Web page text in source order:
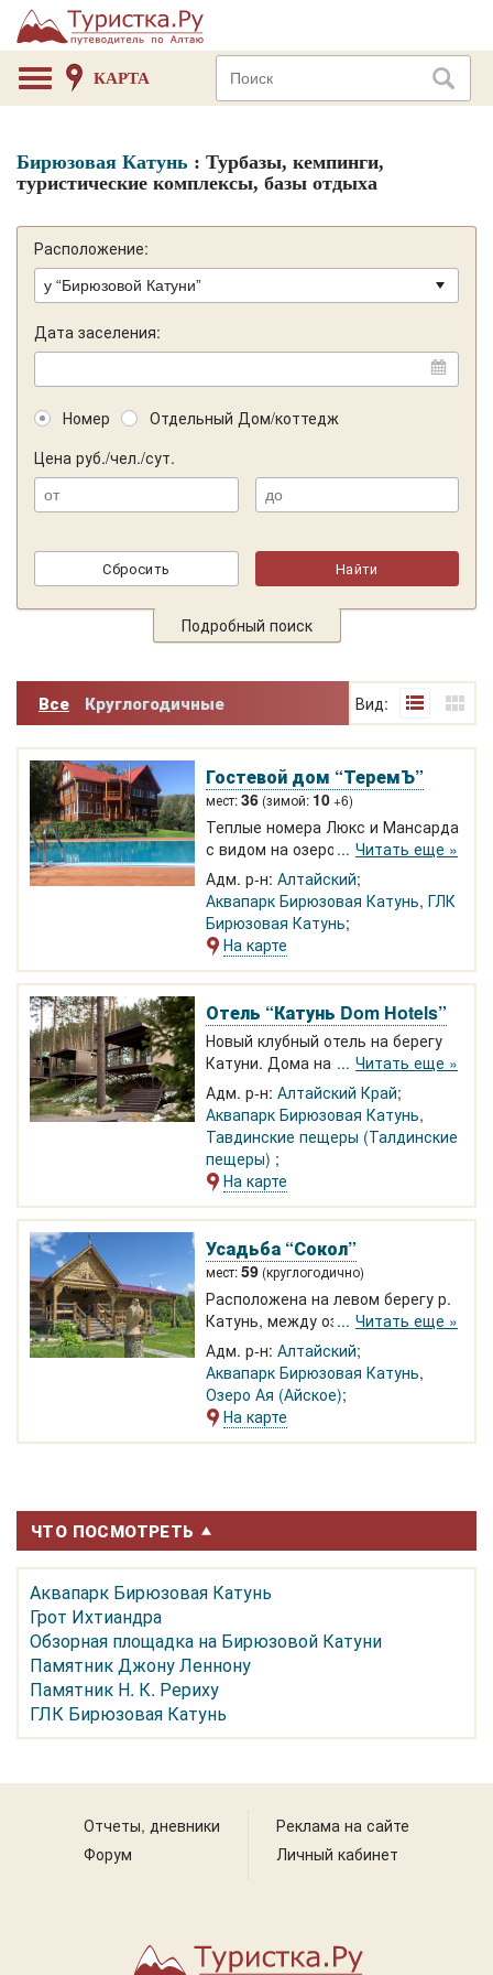
КАРТА
Бирюзовая Катунь : Турбазы, кемпинги,
туристические комплексы, базы отдыха
Расположение:
Дата заселения:
Номер
Отдельный Дом/коттедж
Цена руб./чел./сут.
Подробный поиск
Все Круглогодичные Вид:
Гостевой дом “ТеремЪ”
мест:36 (зимой: 10+6)
Теплые номера Люкс и Мансарда
с видом на озеро Бирюзовой
Катуни. Коттедж сдается
номерами или целиком круглый
год. Летом просторный бассейн.
Рядом теплое озеро,
аттракционы, Тавдинские
пещеры.
Читать еще »
Адм. р-н: Алтайский
Аквапарк Бирюзовая Катунь, ГЛК
Бирюзовая Катунь
На карте
Отель “Катунь Dom Hotels”
Новый клубный отель на берегу
Катуни. Дома на 2-4 человека.
Каждый дом оснащен в
соответствии с требованиями к
отелям уровня 5*: дома
оборудованы тёплыми полами,
системой "умный дом",
премиальный сантехникой,
панорамными окнами.
Читать еще »
Адм. р-н: Алтайский Край
Аквапарк Бирюзовая Катунь,
Тавдинские пещеры (Талдинские
пещеры)
На карте
Усадьба “Сокол”
мест:59 (круглогодично)
Расположена на левом берегу р.
Катунь, между озером Ая и
"Бирюзовой Катунью". Круглый
год отдых в благоустроенных
домах из сосны и кедра для 59
гостей. Русская банька, кедровая
бочка, фиточаи с медом
Читать еще »
Адм. р-н: Алтайский
Аквапарк Бирюзовая Катунь,
Озеро Ая (Айское)
На карте
ЧТО ПОСМОТРЕТЬ
Аквапарк Бирюзовая Катунь
Грот Ихтиандра
Обзорная площадка на Бирюзовой Катуни
Памятник Джону Леннону
Памятник Н. К. Рериху
ГЛК Бирюзовая Катунь
Отчеты, дневники
Форум
Реклама на сайте
Личный кабинет